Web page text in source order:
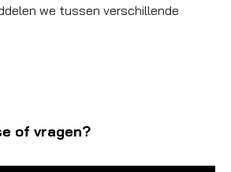
we tussen verschillende
of vragen?